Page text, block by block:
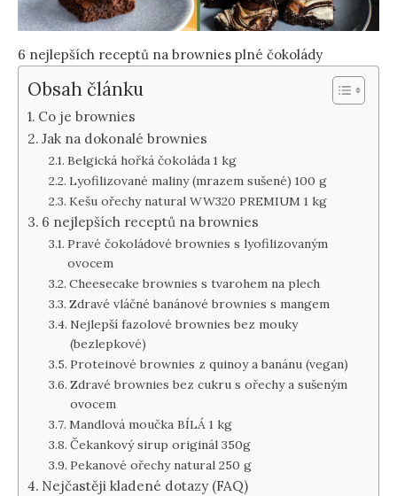
6 nejlepších receptů na brownies plné čokolády
Obsah článku
Co je brownies
Jak na dokonalé brownies
Belgická hořká čokoláda 1 kg
Lyofilizované maliny (mrazem sušené) 100 g
Kešu ořechy natural WW320 PREMIUM 1 kg
6 nejlepších receptů na brownies
Pravé čokoládové brownies s lyofilizovaným
ovocem
Cheesecake brownies s tvarohem na plech
Zdravé vláčné banánové brownies s mangem
Nejlepší fazolové brownies bez mouky
(bezlepkové)
Proteinové brownies z quinoy a banánu (vegan)
Zdravé brownies bez cukru s ořechy a sušeným
ovocem
Mandlová moučka BÍLÁ 1 kg
Čekankový sirup originál 350g
Pekanové ořechy natural 250 g
Nejčastěji kladené dotazy (FAQ)